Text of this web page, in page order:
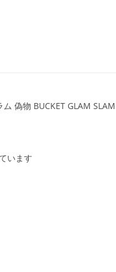
偽物 BUCKET GLAM
います